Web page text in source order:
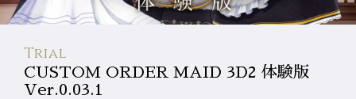
Trial
CUSTOM ORDER MAID 3D2 体験版
Ver.0.03.1